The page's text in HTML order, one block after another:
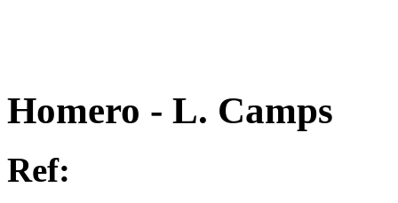
Homero - L. Camps
Ref: